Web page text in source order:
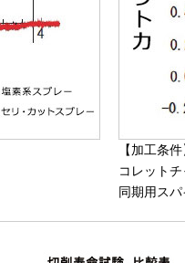
【加工条件
コレット
同期用ス